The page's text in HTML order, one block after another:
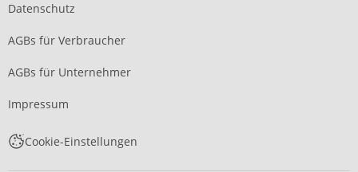
Datenschutz
AGBs für Verbraucher
AGBs für Unternehmer
Impressum
Cookie-Einstellungen